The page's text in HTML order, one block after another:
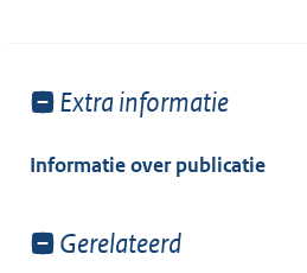
Toon
van:
Extra informatie
Informatie over publicatie
Toon
Gerelateerd